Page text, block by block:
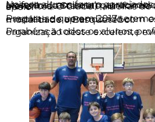
Nossos alunos foram agraciados com uniforme(camiseta) patrocinado pelo Sr. Jonas Monzillo da Stamato , uniforme utilizado para treinos e eventos. O Clube Paineiras do Morumby agradece o apoio.
Prepara-se que em 2017 teremos uma agenda cheia e repleta de aprendizado com esta nobre modalidade o Basquetebol.
Parabéns a todos os alunos, professores e equipe de